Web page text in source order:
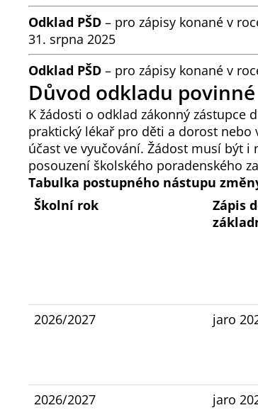
Odklad PŠD – pro zápisy konané v
31. srpna 2025
Odklad PŠD – pro zápisy konané v
Důvod odkladu
K žádosti o odklad zákonný
praktický lékař pro děti a dorost
účast ve vyučování. Žádost musí být
posouzení školského poradenského
Tabulka postupného nástupu
Školní rok
Zápis
2026/2027
jaro
2026/2027 jaro